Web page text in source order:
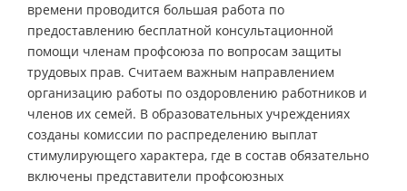
времени проводится большая работа по
предоставлению бесплатной консультационной
помощи членам профсоюза по вопросам защиты
трудовых прав. Считаем важным направлением
организацию работы по оздоровлению работников и
членов их семей. В образовательных учреждениях
созданы комиссии по распределению выплат
стимулирующего характера, где в состав обязательно
включены представители профсоюзных